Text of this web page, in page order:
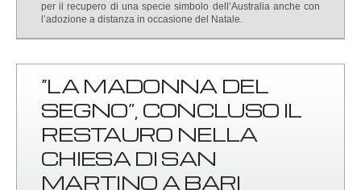
per il recupero di una specie simbolo dell’Australia anche con
l’adozione a distanza in occasione del Natale.
“LA MADONNA DEL
SEGNO”, CONCLUSO IL
RESTAURO NELLA
CHIESA DI SAN
MARTINO A BARI